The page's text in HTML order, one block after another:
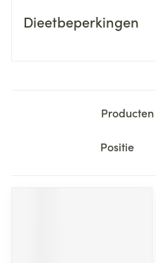
Dieetbeperkingen
Producten
Sorteer op: